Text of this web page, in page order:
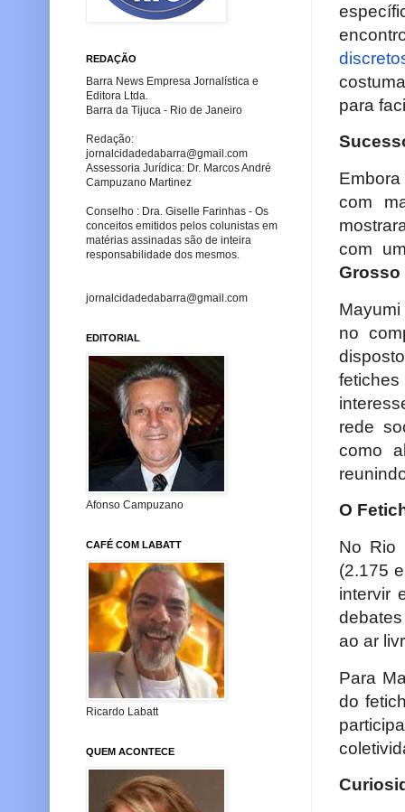
para
com
com
Grosso
no
rede
como
O
No Rio
(2.175
intervir
ao ar
Para
do
REDAÇÃO
Barra News Empresa Jornalística e
Editora Ltda.
Barra da Tijuca - Rio de Janeiro
Redação:
jornalcidadedabarra@gmail.com
Assessoria Jurídica: Dr. Marcos André
Campuzano Martinez
Conselho : Dra. Giselle Farinhas - Os
conceitos emitidos pelos colunistas em
matérias assinadas são de inteira
responsabilidade dos mesmos.
jornalcidadedabarra@gmail.com
EDITORIAL
Afonso Campuzano
CAFÉ COM LABATT
Ricardo Labatt
QUEM ACONTECE